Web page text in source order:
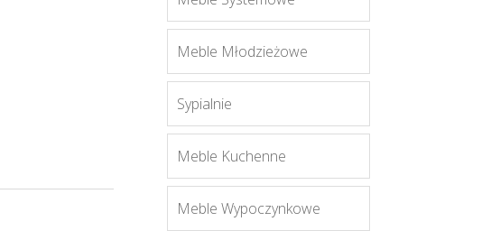
Meble Młodzieżowe
Sypialnie
Meble Kuchenne
Meble Wypoczynkowe